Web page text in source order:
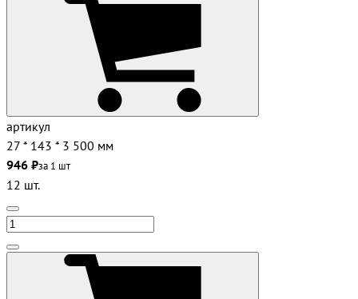
артикул
27 * 143 * 3 500 мм
946 ₽за 1 шт
12 шт.